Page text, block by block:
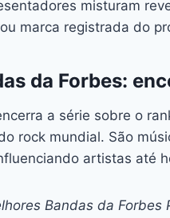
misturam
marca registrada do
da Forbes:
a série sobre o
rock mundial. São
artistas até
Bandas da Forbes